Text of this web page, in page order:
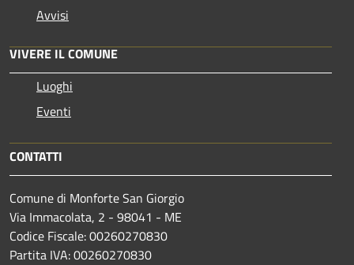
Avvisi
VIVERE IL COMUNE
Luoghi
Eventi
CONTATTI
Comune di Monforte San Giorgio
Via Immacolata, 2 - 98041 - ME
Codice Fiscale: 00260270830
Partita IVA: 00260270830